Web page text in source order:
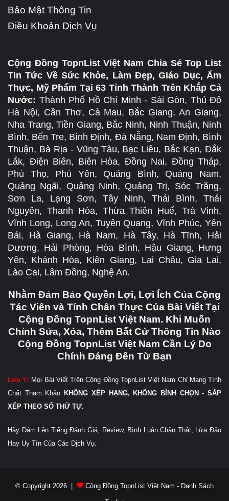
Bảo Mật Thông Tin
Điều Khoản Dịch Vụ
Cộng Đồng TopnList Việt Nam Chia Sẻ Top List
Tin Tức Về Sức Khỏe, Làm Đẹp, Giáo Dục, Ẩm
Thực, Mỹ Phẩm Tại 63 Tỉnh Thành Trên Khắp Cả
Nước: Thành Phố Hồ Chí Minh - Sài Gòn, Thủ Đô
Hà Nội, Cần Thơ, Cà Mau, Bắc Giang, An Giang,
Nha Trang, Tiền Giang, Bắc Ninh, Ninh Thuận, Ninh
Bình, Bến Tre, Bình Định, Đà Nẵng, Nam Định, Bình
Thuận, Bà Rịa - Vũng Tàu, Bạc Liêu, Bắc Kạn, Đắk
Lắk, Điện Biên, Biên Hòa, Đồng Nai, Đồng Tháp,
Phú Thọ, Phú Yên, Quảng Bình, Quảng Nam,
Quảng Ngãi, Quảng Ninh, Quảng Trị, Sóc Trăng,
Sơn La, Lạng Sơn, Tây Ninh, Thái Bình, Thái
Nguyên, Thanh Hóa, Thừa Thiên Huế, Trà Vinh,
Vĩnh Long, Long An, Tuyên Quang, Vĩnh Phúc, Yên
Bái, Hà Giang, Hà Nam, Hà Tây, Hà Tĩnh, Hải
Dương, Hải Phòng, Hòa Bình, Hậu Giang, Hưng
Yên, Khánh Hòa, Kiên Giang, Lai Châu, Gia Lai,
Lào Cai, Lâm Đồng, Nghệ An.
Nhằm Đảm Bảo Quyền Lợi, Lợi Ích Của Cộng
Tác Viên và Tính Chân Thực Của Bài Viết Tại
Cộng Đồng TopnList Việt Nam. Khi Muốn
Chỉnh Sửa, Xóa, Thêm Bất Cứ Thông Tin Nào
Cộng Đồng TopnList Việt Nam Cần Lý Do
Chính Đáng Đến Từ Bạn
Lưu Ý: Mọi Bài Viết Trên Cộng Đồng TopnList Việt Nam Chỉ Mang Tính
Chất Tham Khảo KHÔNG XẾP HẠNG, KHÔNG BÌNH CHỌN - SẮP
XẾP THEO SỐ THỨ TỰ.
Hãy Dám Lên Tiếng Đánh Giá, Review, Bình Luận Chân Thật, Lừa Đảo
Hay Uy Tín Của Các Dịch Vụ.
© Copyright 2026 | Cộng Đồng TopnList Việt Nam - Danh Sách